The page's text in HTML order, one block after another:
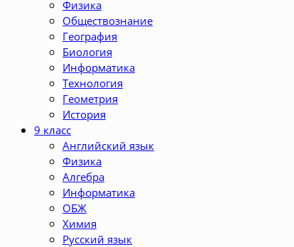
Физика
Обществознание
География
Биология
Информатика
Технология
Геометрия
История
9 класс
Английский язык
Физика
Алгебра
Информатика
ОБЖ
Химия
Русский язык